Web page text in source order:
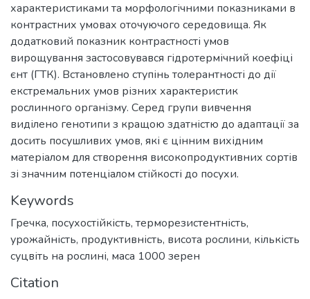
характеристиками та морфологічними показниками в
контрастних умовах оточуючого середовища. Як
додатковий показник контрастності умов
вирощування застосовувався гідротермічний коефіці
єнт (ГТК). Встановлено ступінь толерантності до дії
екстремальних умов різних характеристик
рослинного організму. Серед групи вивчення
виділено генотипи з кращою здатністю до адаптації за
досить посушливих умов, які є цінним вихідним
матеріалом для створення високопродуктивних сортів
зі значним потенціалом стійкості до посухи.
Keywords
Гречка, посухостійкість, терморезистентність,
урожайність, продуктивність, висота рослини, кількість
суцвіть на рослині, маса 1000 зерен
Citation